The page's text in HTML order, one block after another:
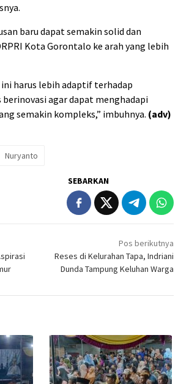
baru dapat semakin solid dan
Kota Gorontalo ke arah yang lebih
harus lebih adaptif terhadap
agar dapat menghadapi
semakin kompleks,” imbuhnya. (adv)
Nuryanto
SEBARKAN
Pos berikutnya
Reses di Kelurahan Tapa, Indriani
Dunda Tampung Keluhan Warga